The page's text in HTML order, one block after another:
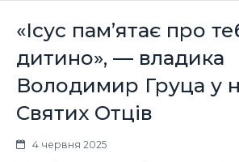
«Ісус пам’ятає про
дитино», — владика
Володимир Груца у
Святих Отців
4 червня 2025